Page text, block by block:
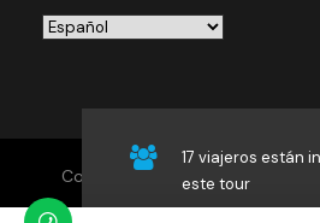
17 viajeros están
este tour
Copyright © 2026 HUARAZ.tours.
Webdesign by